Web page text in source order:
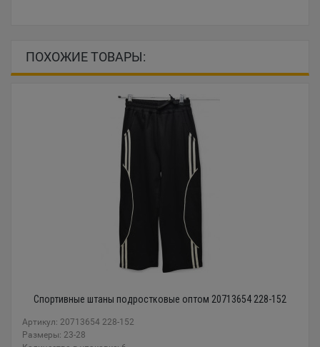
ПОХОЖИЕ ТОВАРЫ:
Спортивные штаны подростковые оптом 20713654 228-152
Артикул: 20713654 228-152
Размеры: 23-28